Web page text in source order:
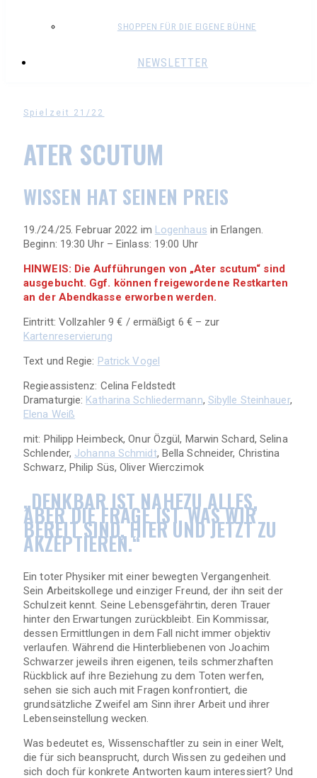
SHOPPEN FÜR DIE EIGENE BÜHNE
NEWSLETTER
Spielzeit 21/22
ATER SCUTUM
WISSEN HAT SEINEN PREIS
19./24./25. Februar 2022 im Logenhaus in Erlangen.
Beginn: 19:30 Uhr – Einlass: 19:00 Uhr
HINWEIS: Die Aufführungen von „Ater scutum“ sind
ausgebucht. Ggf. können freigewordene Restkarten
an der Abendkasse erworben werden.
Eintritt: Vollzahler 9 € / ermäßigt 6 € – zur
Kartenreservierung
Text und Regie: Patrick Vogel
Regieassistenz: Celina Feldstedt
Dramaturgie: Katharina Schliedermann, Sibylle Steinhauer,
Elena Weiß
mit: Philipp Heimbeck, Onur Özgül, Marwin Schard, Selina
Schlender, Johanna Schmidt, Bella Schneider, Christina
Schwarz, Philip Süs, Oliver Wierczimok
„DENKBAR IST NAHEZU ALLES,
ABER DIE FRAGE IST, WAS WIR
BEREIT SIND, HIER UND JETZT ZU
AKZEPTIEREN.“
Ein toter Physiker mit einer bewegten Vergangenheit.
Sein Arbeitskollege und einziger Freund, der ihn seit der
Schulzeit kennt. Seine Lebensgefährtin, deren Trauer
hinter den Erwartungen zurückbleibt. Ein Kommissar,
dessen Ermittlungen in dem Fall nicht immer objektiv
verlaufen. Während die Hinterbliebenen von Joachim
Schwarzer jeweils ihren eigenen, teils schmerzhaften
Rückblick auf ihre Beziehung zu dem Toten werfen,
sehen sie sich auch mit Fragen konfrontiert, die
grundsätzliche Zweifel am Sinn ihrer Arbeit und ihrer
Lebenseinstellung wecken.
Was bedeutet es, Wissenschaftler zu sein in einer Welt,
die für sich beansprucht, durch Wissen zu gedeihen und
sich doch für konkrete Antworten kaum interessiert? Und